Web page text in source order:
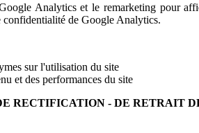
Analytics et le remarketing pour
confidentialité de Google Analytics.
sur l'utilisation du site
et des performances du site
RECTIFICATION - DE RETRAIT